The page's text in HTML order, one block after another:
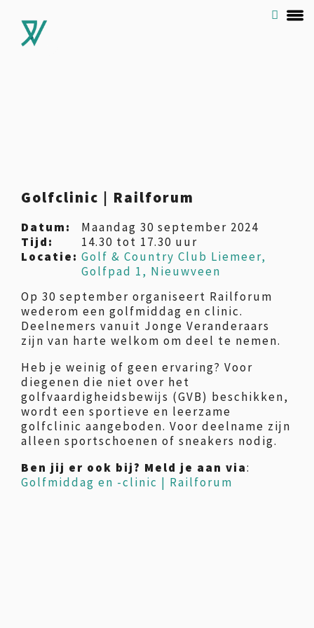
Golfclinic | Railforum
Datum:
Maandag 30 september 2024
Tijd:
14.30 tot 17.30 uur
Locatie: Golf & Country Club Liemeer,
Golfpad 1, Nieuwveen
Op 30 september organiseert Railforum
wederom een golfmiddag en clinic.
Deelnemers vanuit Jonge Veranderaars
zijn van harte welkom om deel te nemen.
Heb je weinig of geen ervaring? Voor
diegenen die niet over het
golfvaardigheidsbewijs (GVB) beschikken,
wordt een sportieve en leerzame
golfclinic aangeboden. Voor deelname zijn
alleen sportschoenen of sneakers nodig.
Ben jij er ook bij? Meld je aan via:
Golfmiddag en -clinic | Railforum